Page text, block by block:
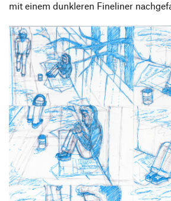
mit einem dunkleren Fineliner